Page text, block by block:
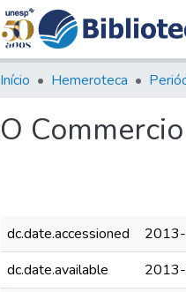
Início Hemeroteca
O
dc.date.accessioned
dc.date.available